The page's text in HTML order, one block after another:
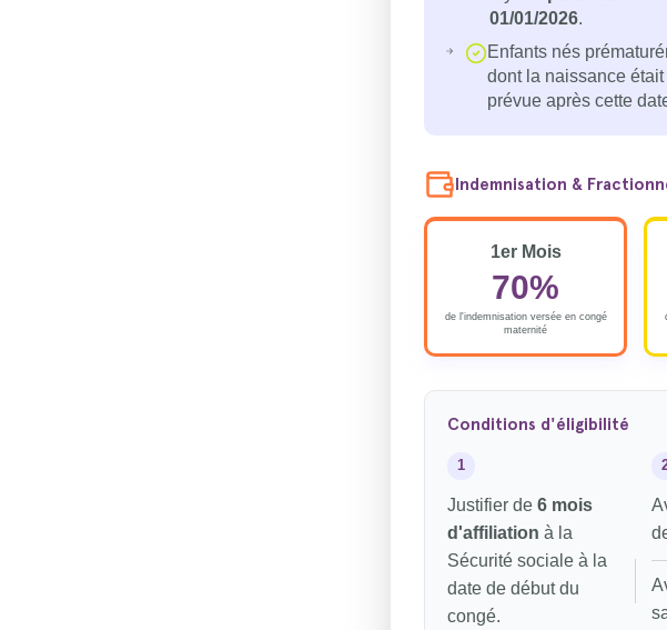
01/01/2026.
Enfants nés
dont la naissance était
prévue après cette
Indemnisation &
1er Mois
70%
de l'indemnisation versée en congé
maternité
Conditions d'éligibilité
1
Justifier de 6 mois
d'affiliation à la
Sécurité sociale à la
date de début du
congé.